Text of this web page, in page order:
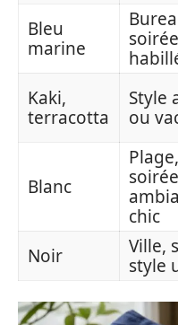
Bleu
marine
Kaki,
terracotta
Style
ou
Blanc
Plage,
chic
Noir
Ville,
style